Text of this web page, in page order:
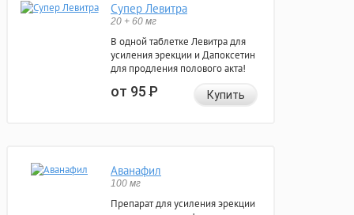
Супер Левитра
20 + 60 мг
В одной таблетке Левитра для
усиления эрекции и Дапоксетин
для продления полового акта!
от 95Р Купить
Аванафил
100 мг
Препарат для усиления эрекции